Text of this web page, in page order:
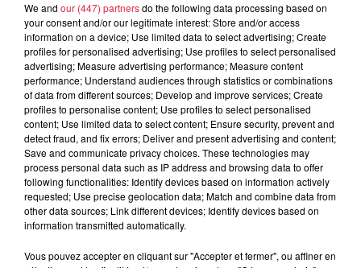
Date
au22 septembre 2019 à 0h00
Lieu VITTEL - 88
Organisateur
FRANK MAIRINE
0668129888
contact@republic-wineland.com
We and our (447) partnersdo the following data processing based on
your consent and/or our legitimate interest: Store and/or access
information on a device; Use limited data to select advertising; Create
profiles for personalised advertising; Use profiles to select personalised
advertising; Measure advertising performance; Measure content
performance; Understand audiences through statistics or combinations
of data from different sources; Develop and improve services; Create
profiles to personalise content; Use profiles to select personalised
content; Use limited data to select content; Ensure security, prevent and
detect fraud, and fix errors; Deliver and present advertising and content;
Save and communicate privacy choices. These technologies may
process personal data such as IP address and browsing data to offer
following functionalities: Identify devices based on information actively
requested; Use precise geolocation data; Match and combine data from
other data sources; Link different devices; Identify devices based on
information transmitted automatically.
Vous pouvez accepter en cliquant sur "Accepter et fermer", ou affiner en